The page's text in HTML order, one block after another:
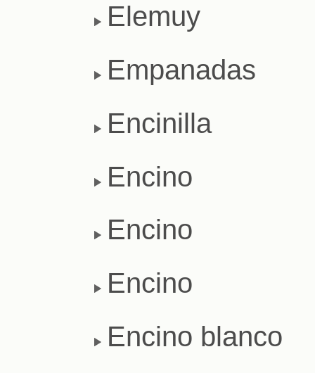
Elemuy
Empanadas
Encinilla
Encino
Encino
Encino
Encino blanco